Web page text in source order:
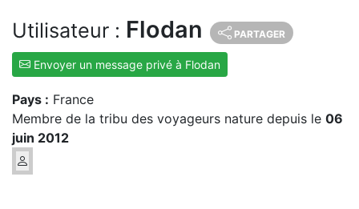
Utilisateur : Flodan PARTAGER
Envoyer un message privé à Flodan
Pays : France
Membre de la tribu des voyageurs nature depuis le 06
juin 2012